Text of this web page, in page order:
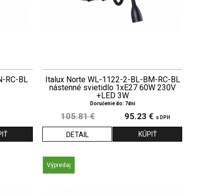
RC-BL
Italux Norte WL-1122-2-BL-BM-RC-BL
nástenné svietidlo 1xE27 60W 230V
+LED 3W
Doručenie do: 7dni
105.81 € 95.23 € s DPH
DETAIL
Výpredaj